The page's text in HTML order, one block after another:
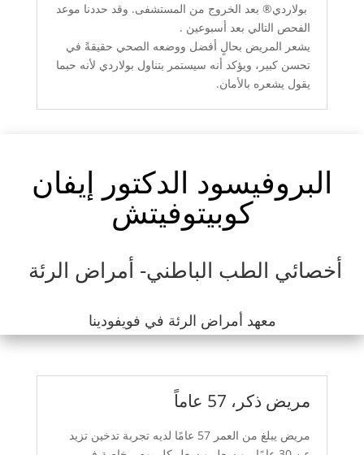
بولاردي® بعد الخروج من المستشفى. وقد حددنا موعد
الفحص التالي بعد أسبوعين .
يشعر المريض بحالٍ أفضل ووضعه الصحي حقيقةً في
تحسن كبير، ويؤكد أنه سيستمر بتناول بولاردي لأنه حبما
يقول يشعره بالأمان.
البروفيسود الدكتور إيفان
كوبيتوفيتش
أخصائي الطب الباطني- أمراض الرئة
معهد أمراض الرئة في فويفودينا
مريض ذكر، 57 عاماً
مريض يبلغ من العمر 57 عامًا لديه تجربة تدخين تزيد